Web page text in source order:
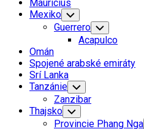
Mauricius
Mexiko Toggle
Child
Menu
Guerrero Toggle
Child
Menu
Acapulco
Omán
Spojené arabské emiráty
Srí Lanka
Tanzánie Toggle
Child
Menu
Zanzibar
Thajsko Toggle
Child
Provincie Phang Nga